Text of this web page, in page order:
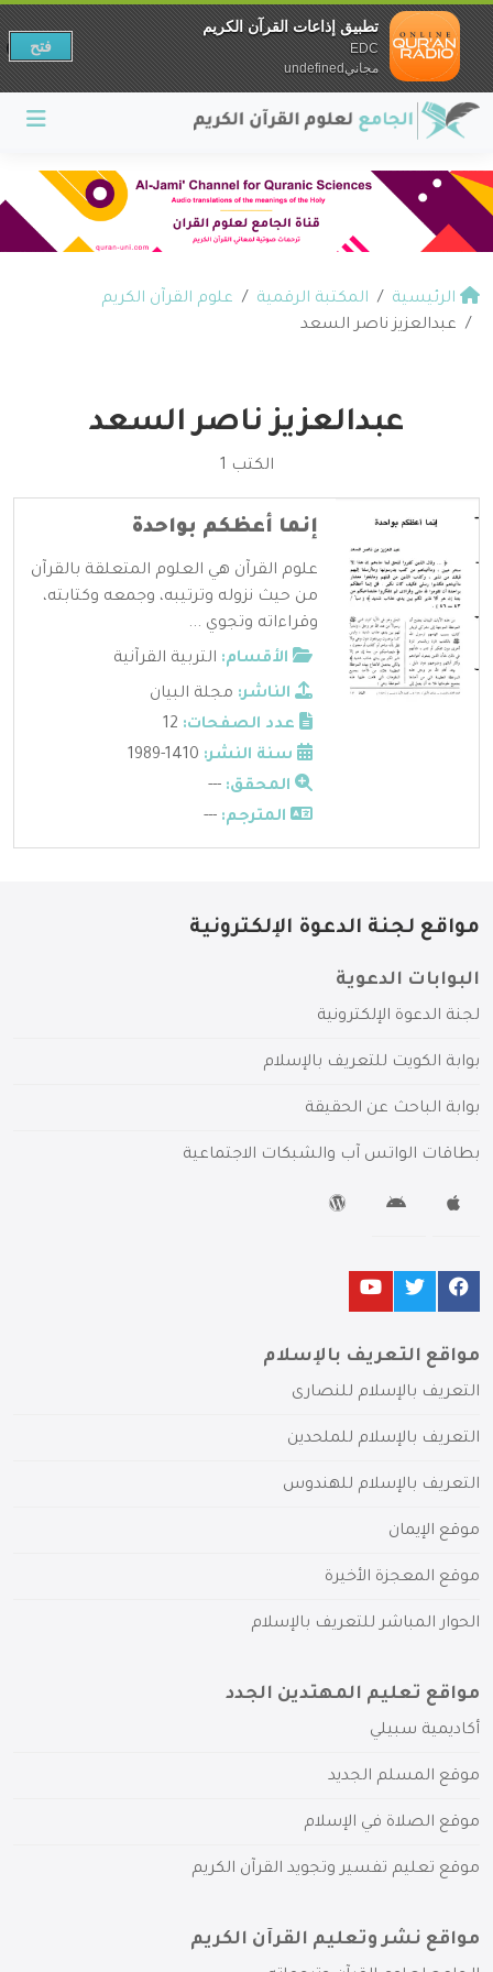
الرئيسية المكتبة الرقمية
علوم القرآن الكريم
عبدالعزيز ناصر السعد
عبدالعزيز ناصر السعد
الكتب 1
إنما أعظكم بواحدة
علوم القرآن هي العلوم المتعلقة بالقرآن
من حيث نزوله وترتيبه، وجمعه وكتابته،
وقراءاته وتجوي ...
الأقسام: التربية القرآنية
الناشر: مجلة البيان
عدد الصفحات:
سنة النشر:
المحقق: ---
المترجم: ---
مواقع لجنة الدعوة الإلكترونية
البوابات الدعوية
لجنة الدعوة الإلكترونية
بوابة الكويت للتعريف بالإسلام
بوابة الباحث عن الحقيقة
بطاقات الواتس آب والشبكات الاجتماعية
مواقع التعريف بالإسلام
التعريف بالإسلام للنصارى
التعريف بالإسلام للملحدين
التعريف بالإسلام للهندوس
موقع الإيمان
موقع المعجزة الأخيرة
الحوار المباشر للتعريف بالإسلام
مواقع تعليم المهتدين الجدد
أكاديمية سبيلي
موقع المسلم الجديد
موقع الصلاة في الإسلام
موقع تعليم تفسير وتجويد القرآن الكريم
مواقع نشر وتعليم القرآن الكريم
تطبيق إذاعات القرآن الكريم
EDC
مجانيundefined
فتح